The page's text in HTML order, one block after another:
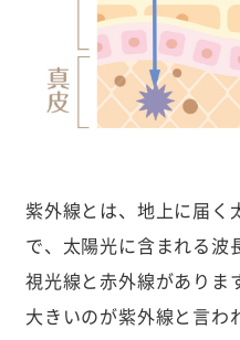
紫外線とは、地上に届く
で、太陽光に含まれる波
視光線と赤外線がありま
大きいのが紫外線と言わ